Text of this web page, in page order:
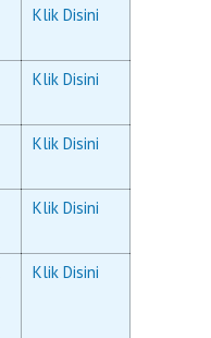
Klik Disini
Klik Disini
Klik Disini
Klik Disini
Klik Disini